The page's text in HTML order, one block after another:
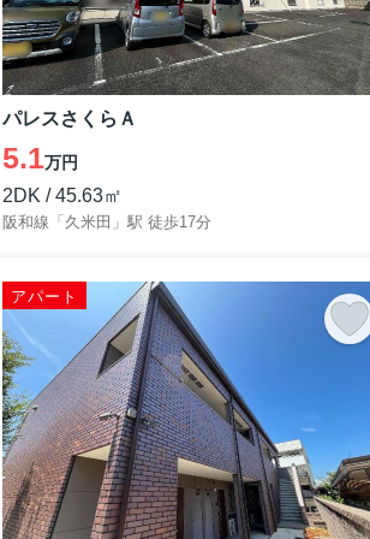
パレスさくらＡ
5.1万円
2DK / 45.63㎡
阪和線「久米田」駅 徒歩17分
アパート